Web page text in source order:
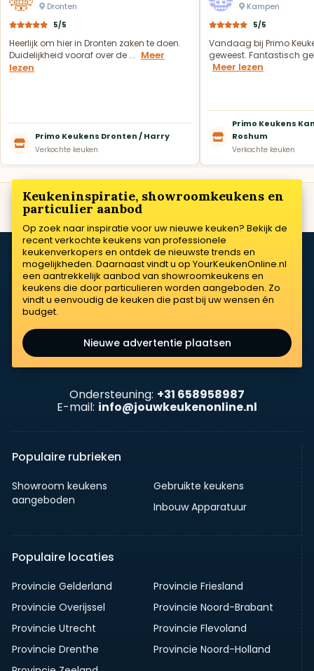
Dronten
5/5
Heerlijk om hier in Dronten zaken te doen.
Duidelijkheid vooraf over de ... Meer
lezen
Primo Keukens Dronten / Harry
Verkochte keuken
Kampen
5/5
Vandaag bij Primo
geweest. Fantastisch
Meer lezen
Primo Keukens
Roshum
Verkochte keuken
Keukeninspiratie, showroomkeukens en
particulier aanbod
Op zoek naar inspiratie voor uw nieuwe keuken? Bekijk de
recent verkochte keukens van professionele
keukenverkopers en ontdek de nieuwste trends en
mogelijkheden. Daarnaast vindt u op YourKeukenOnline.nl
een aantrekkelijk aanbod van showroomkeukens en
keukens die door particulieren worden aangeboden. Zo
vindt u eenvoudig de keuken die past bij uw wensen én
budget.
Nieuwe advertentie plaatsen
Ondersteuning: +31 658958987
E-mail: info@jouwkeukenonline.nl
Populaire rubrieken
Showroom keukens
aangeboden
Gebruikte keukens
Inbouw Apparatuur
Populaire locaties
Provincie Gelderland
Provincie Friesland
Provincie Overijssel
Provincie Noord-Brabant
Provincie Utrecht
Provincie Flevoland
Provincie Drenthe
Provincie Noord-Holland